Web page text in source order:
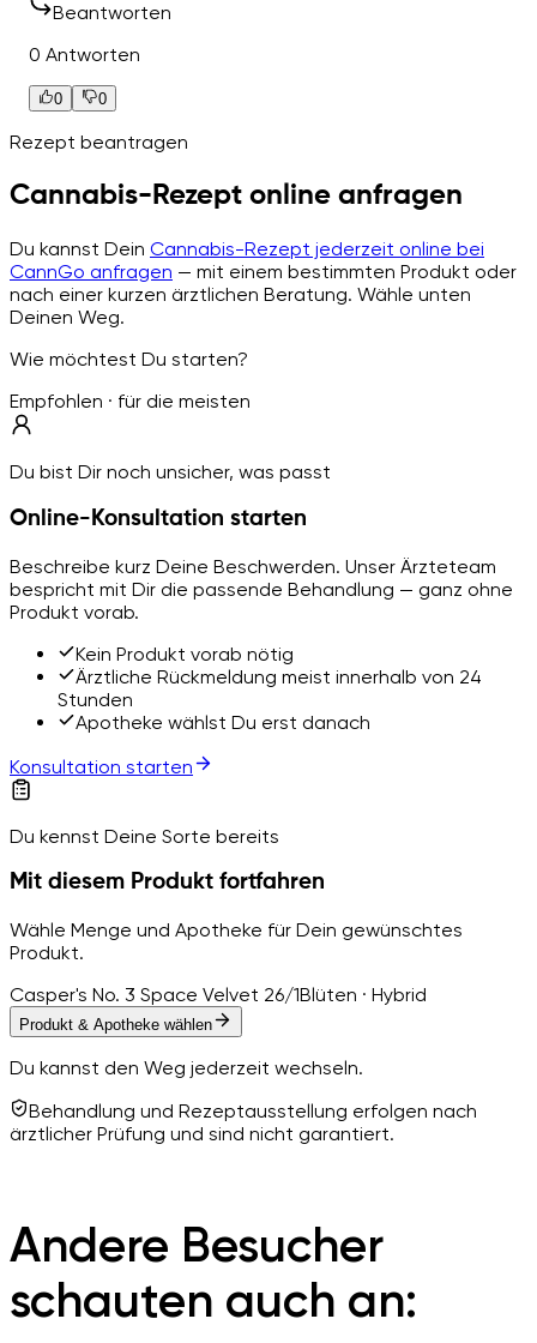
Beantworten
0 Antworten
0 0
Rezept beantragen
Cannabis-Rezept online anfragen
Du kannst Dein Cannabis-Rezept jederzeit online bei
CannGo anfragen — mit einem bestimmten Produkt oder
nach einer kurzen ärztlichen Beratung. Wähle unten
Deinen Weg.
Wie möchtest Du starten?
Empfohlen · für die meisten
Du bist Dir noch unsicher, was passt
Online-Konsultation starten
Beschreibe kurz Deine Beschwerden. Unser Ärzteteam
bespricht mit Dir die passende Behandlung — ganz ohne
Produkt vorab.
Kein Produkt vorab nötig
Ärztliche Rückmeldung meist innerhalb von 24
Stunden
Apotheke wählst Du erst danach
Konsultation starten
Du kennst Deine Sorte bereits
Mit diesem Produkt fortfahren
Wähle Menge und Apotheke für Dein gewünschtes
Produkt.
Casper's No. 3 Space Velvet 26/1Blüten · Hybrid
Produkt & Apotheke wählen
Du kannst den Weg jederzeit wechseln.
Behandlung und Rezeptausstellung erfolgen nach
ärztlicher Prüfung und sind nicht garantiert.
Andere Besucher
schauten auch an: